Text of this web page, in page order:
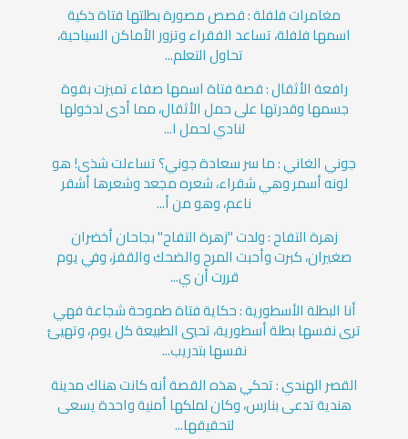
مغامرات فلفلة : قصص مصورة بطلتها فتاة ذكية
اسمها فلفلة، تساعد الفقراء وتزور الأماكن السياحية،
تحاول التعلم...
رافعة الأثقال : قصة فتاة اسمها صفاء تميزت بقوة
جسمها وقدرتها على حمل الأثقال، مما أدى لدخولها
لنادي لحمل ا...
جوني الغاني : ما سر سعادة جوني؟ تساءلت شذى! هو
لونه أسمر وهي شقراء، شعره مجعد وشعرها أشقر
ناعم، وهو من أ...
زهرة التفاح : ولدت "زهرة التفاح" بجاحان أخضران
صغيران، كبرت وأحبت المرح والضحك والقفز، وفي يوم
قررت أن ي...
أنا البطلة الأسطورية : حكاية فتاة طموحة شجاعة فهي
ترى نفسها بطلة أسطورية، تحيي الطبيعة كل يوم، وتهيئ
نفسها بتدريب...
القصر الهندي : تحكي هذه القصة أنه كانت هناك مدينة
هندية تدعى بنارس، وكان لملكها أمنية واحدة يسعى
لتحقيقها...